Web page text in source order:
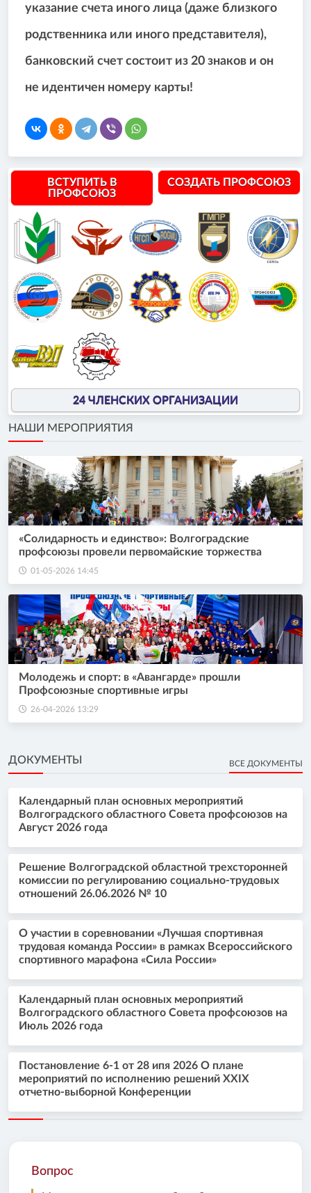
указание счета иного лица (даже близкого
родственника или иного представителя),
банковский счет состоит из 20 знаков и он
не идентичен номеру карты!
ВСТУПИТЬ В
ПРОФСОЮЗ
СОЗДАТЬ ПРОФСОЮЗ
24 ЧЛЕНСКИХ ОРГАНИЗАЦИИ
НАШИ МЕРОПРИЯТИЯ
«Солидарность и единство»: Волгоградские
профсоюзы провели первомайские торжества
01-05-2026 14:45
Молодежь и спорт: в «Авангарде» прошли
Профсоюзные спортивные игры
26-04-2026 13:29
ДОКУМЕНТЫ ВСЕ ДОКУМЕНТЫ
Календарный план основных мероприятий
Волгоградского областного Совета профсоюзов на
Август 2026 года
Решение Волгоградской областной трехсторонней
комиссии по регулированию социально-трудовых
отношений 26.06.2026 № 10
О участии в соревновании «Лучшая спортивная
трудовая команда России» в рамках Всероссийского
спортивного марафона «Сила России»
Календарный план основных мероприятий
Волгоградского областного Совета профсоюзов на
Июль 2026 года
Постановление 6-1 от 28 ипя 2026 О плане
мероприятий по исполнению решений XXIX
отчетно-выборной Конференции
Вопрос